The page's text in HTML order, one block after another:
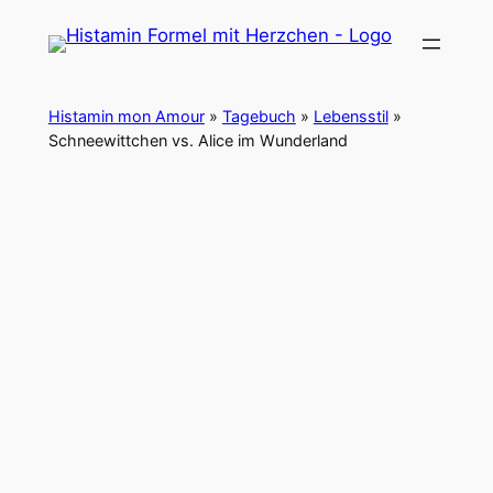
Inhalt
Histamin mon Amour» Tagebuch » Lebensstil»
Schneewittchen vs. Alice im Wunderland